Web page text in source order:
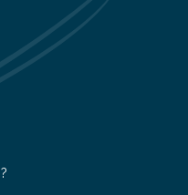
rund um die holz.bau
Holzbau und
für Bauphysik,
TU Graz) sowie